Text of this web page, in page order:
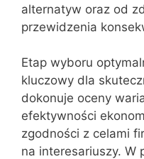
alternatyw oraz od
przewidzenia
Etap wyboru
kluczowy dla
dokonuje oceny
efektywności
zgodności z celami
na interesariuszy. W